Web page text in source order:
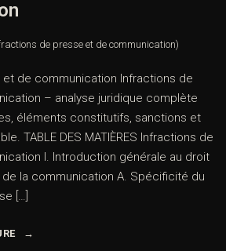
de presse et de communication)
de communication Infractions de
– analyse juridique complète
éléments constitutifs, sanctions et
TABLE DES MATIÈRES Infractions de
I. Introduction générale au droit
la communication A. Spécificité du
[…]